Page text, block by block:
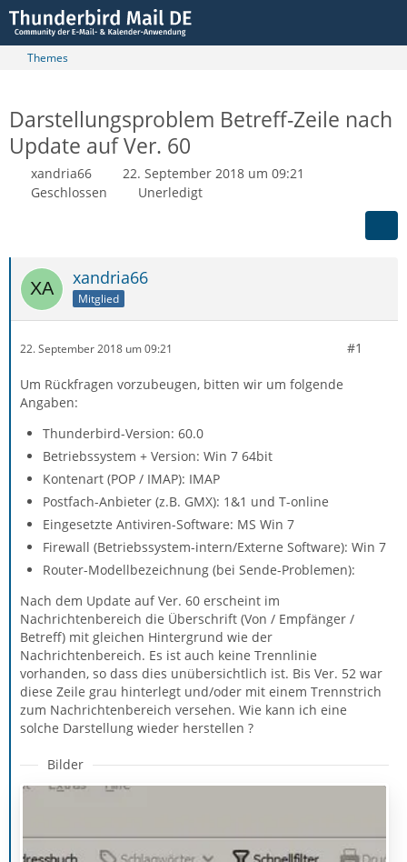
Themes
Darstellungsproblem Betreff-Zeile nach
Update auf Ver. 60
xandria66
22. September 2018 um 09:21
Geschlossen
Unerledigt
xandria66
Mitglied
22. September 2018 um 09:21 #1
Um Rückfragen vorzubeugen, bitten wir um folgende
Angaben:
Thunderbird-Version: 60.0
Betriebssystem + Version: Win 7 64bit
Kontenart (POP / IMAP): IMAP
Postfach-Anbieter (z.B. GMX): 1&1 und T-online
Eingesetzte Antiviren-Software: MS Win 7
Firewall (Betriebssystem-intern/Externe Software): Win 7
Router-Modellbezeichnung (bei Sende-Problemen):
Nach dem Update auf Ver. 60 erscheint im
Nachrichtenbereich die Überschrift (Von / Empfänger /
Betreff) mit gleichen Hintergrund wie der
Nachrichtenbereich. Es ist auch keine Trennlinie
vorhanden, so dass dies unübersichtlich ist. Bis Ver. 52 war
diese Zeile grau hinterlegt und/oder mit einem Trennstrich
zum Nachrichtenbereich versehen. Wie kann ich eine
solche Darstellung wieder herstellen ?
Bilder